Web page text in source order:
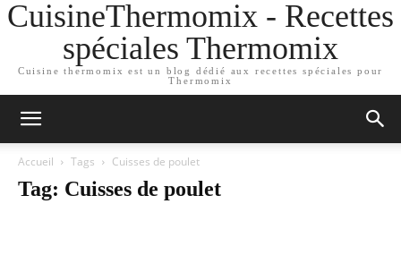
CuisineThermomix - Recettes
spéciales Thermomix
Cuisine thermomix est un blog dédié aux recettes spéciales pour
Thermomix
Accueil Tags Cuisses de poulet
Tag: Cuisses de poulet